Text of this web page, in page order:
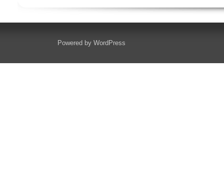
Powered by WordPress